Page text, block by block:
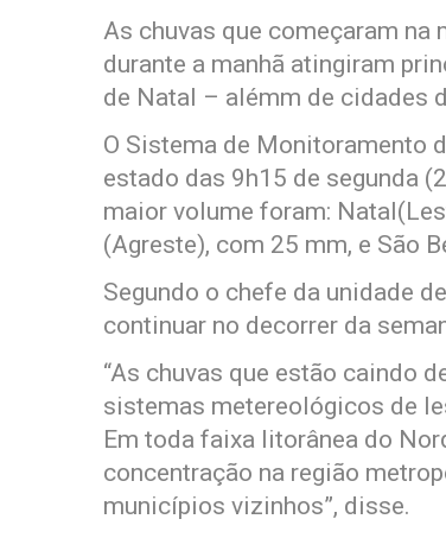
As chuvas que começaram
durante a manhã atingiram
de Natal – alémm de cidades
O Sistema de Monitoramento
estado das 9h15 de segunda
maior volume foram:
(Agreste), com 25 mm, e São
Segundo o chefe da unidade
continuar no decorrer da
“As chuvas que estão caindo
sistemas metereológicos de
Em toda faixa litorânea do
concentração na região
municípios vizinhos”, disse.